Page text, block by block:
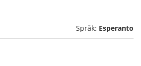
Språk: Esperanto